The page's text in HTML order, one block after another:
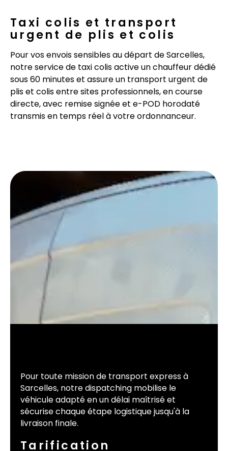
Taxi colis et transport
urgent de plis et colis
Pour vos envois sensibles au départ de Sarcelles,
notre service de taxi colis active un chauffeur dédié
sous 60 minutes et assure un transport urgent de
plis et colis entre sites professionnels, en course
directe, avec remise signée et e-POD horodaté
transmis en temps réel à votre ordonnanceur.
Pour toute mission de transport express à
Sarcelles, notre dispatching mobilise le
véhicule adapté en un délai maîtrisé et
sécurise chaque étape logistique jusqu'à la
livraison finale.
Tarification